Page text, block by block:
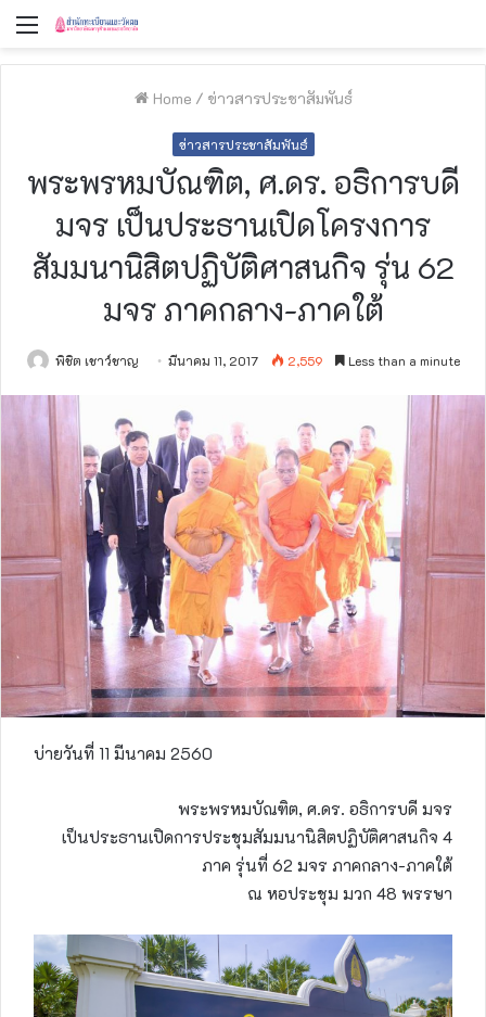
Menu
Home / ข่าวสารประชาสัมพันธ์
ข่าวสารประชาสัมพันธ์
พระพรหมบัณฑิต, ศ.ดร. อธิการบดี
มจร เป็นประธานเปิดโครงการ
สัมมนานิสิตปฏิบัติศาสนกิจ รุ่น 62
มจร ภาคกลาง-ภาคใต้
พิชิต เชาว์ชาญ มีนาคม 11, 2017 2,559 Less than a minute
บ่ายวันที่ 11 มีนาคม 2560
พระพรหมบัณฑิต, ศ.ดร. อธิการบดี มจร
เป็นประธานเปิดการประชุมสัมมนานิสิตปฏิบัติศาสนกิจ 4
ภาค รุ่นที่ 62 มจร ภาคกลาง-ภาคใต้
ณ หอประชุม มวก 48 พรรษา